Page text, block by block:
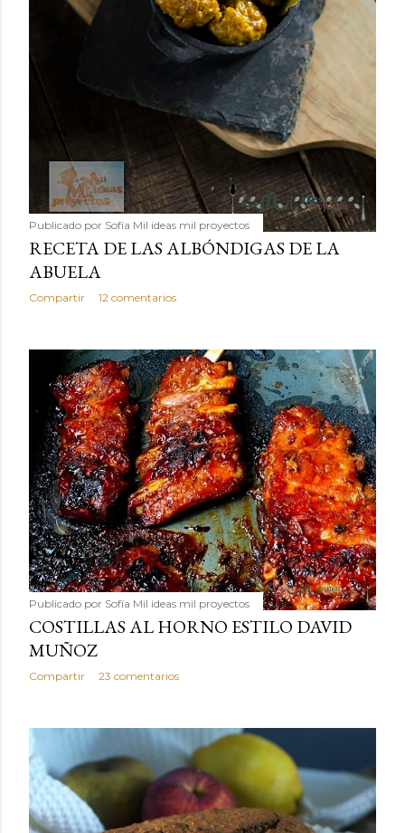
Publicado por Sofía Mil ideas mil proyectos
RECETA DE LAS ALBÓNDIGAS DE LA
ABUELA
Compartir 12 comentarios
Publicado por Sofía Mil ideas mil proyectos
COSTILLAS AL HORNO ESTILO DAVID
MUÑOZ
Compartir 23 comentarios